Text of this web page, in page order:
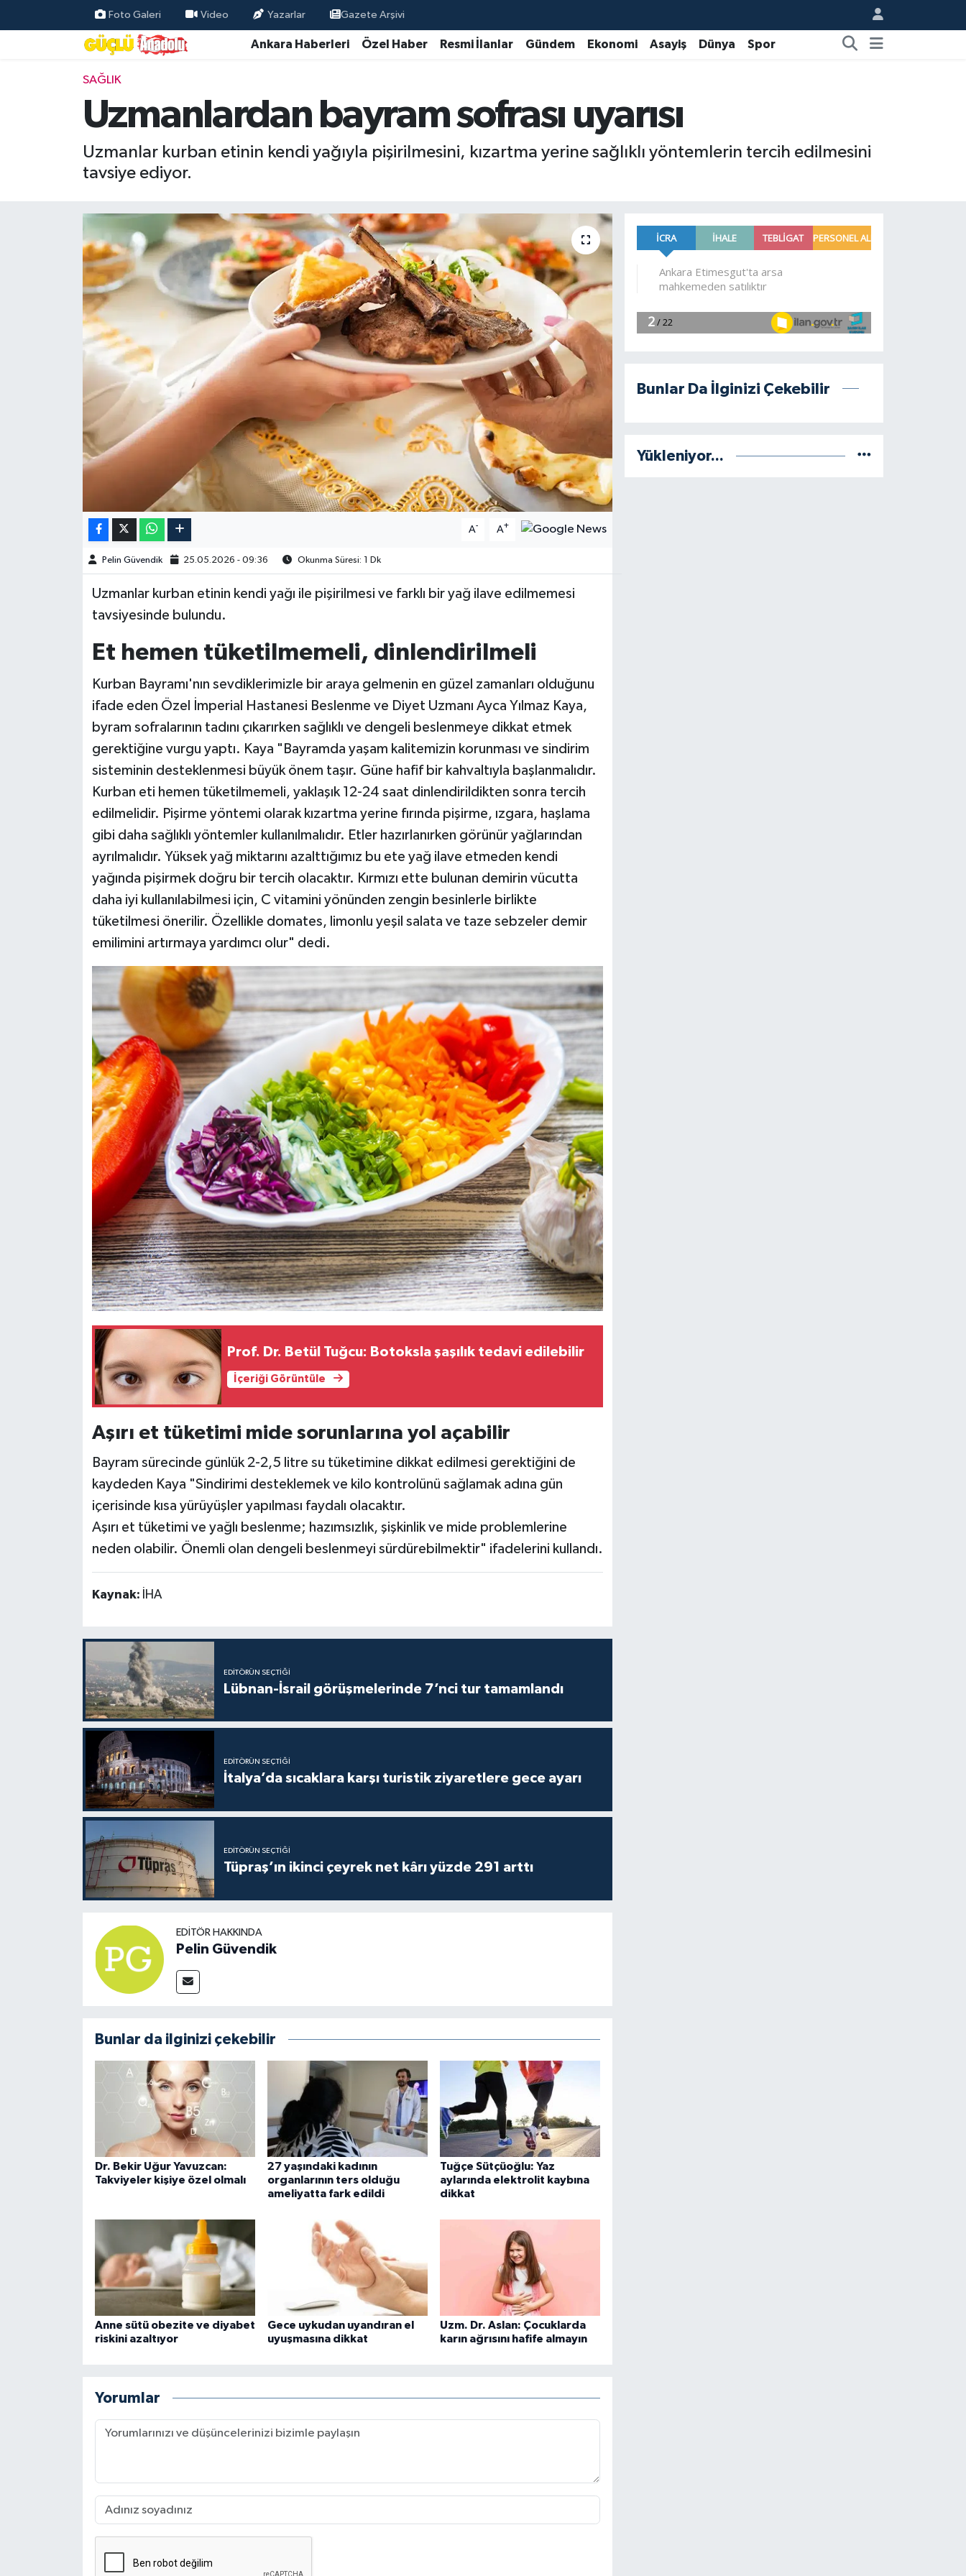
Foto Galeri Video Yazarlar Gazete Arşivi
Ankara Haberleri Özel Haber Resmi İlanlar Gündem Ekonomi Asayiş Dünya Spor
SAĞLIK
Uzmanlardan bayram sofrası uyarısı
Uzmanlar kurban etinin kendi yağıyla pişirilmesini, kızartma yerine sağlıklı yöntemlerin tercih edilmesini
tavsiye ediyor.
A- A+
Pelin Güvendik 25.05.2026 - 09:36 Okunma Süresi: 1 Dk
Uzmanlar kurban etinin kendi yağı ile pişirilmesi ve farklı bir yağ ilave edilmemesi
tavsiyesinde bulundu.
Et hemen tüketilmemeli, dinlendirilmeli
Kurban Bayramı'nın sevdiklerimizle bir araya gelmenin en güzel zamanları olduğunu
ifade eden Özel İmperial Hastanesi Beslenme ve Diyet Uzmanı Ayca Yılmaz Kaya,
byram sofralarının tadını çıkarırken sağlıklı ve dengeli beslenmeye dikkat etmek
gerektiğine vurgu yaptı. Kaya "Bayramda yaşam kalitemizin korunması ve sindirim
sisteminin desteklenmesi büyük önem taşır. Güne hafif bir kahvaltıyla başlanmalıdır.
Kurban eti hemen tüketilmemeli, yaklaşık 12-24 saat dinlendirildikten sonra tercih
edilmelidir. Pişirme yöntemi olarak kızartma yerine fırında pişirme, ızgara, haşlama
gibi daha sağlıklı yöntemler kullanılmalıdır. Etler hazırlanırken görünür yağlarından
ayrılmalıdır. Yüksek yağ miktarını azalttığımız bu ete yağ ilave etmeden kendi
yağında pişirmek doğru bir tercih olacaktır. Kırmızı ette bulunan demirin vücutta
daha iyi kullanılabilmesi için, C vitamini yönünden zengin besinlerle birlikte
tüketilmesi önerilir. Özellikle domates, limonlu yeşil salata ve taze sebzeler demir
emilimini artırmaya yardımcı olur" dedi.
Prof. Dr. Betül Tuğcu: Botoksla şaşılık tedavi edilebilir
İçeriği Görüntüle
Aşırı et tüketimi mide sorunlarına yol açabilir
Bayram sürecinde günlük 2-2,5 litre su tüketimine dikkat edilmesi gerektiğini de
kaydeden Kaya "Sindirimi desteklemek ve kilo kontrolünü sağlamak adına gün
içerisinde kısa yürüyüşler yapılması faydalı olacaktır.
Aşırı et tüketimi ve yağlı beslenme; hazımsızlık, şişkinlik ve mide problemlerine
neden olabilir. Önemli olan dengeli beslenmeyi sürdürebilmektir" ifadelerini kullandı.
Kaynak: İHA
EDITÖRÜN SEÇTIĞI
Lübnan-İsrail görüşmelerinde 7’nci tur tamamlandı
EDITÖRÜN SEÇTIĞI
İtalya’da sıcaklara karşı turistik ziyaretlere gece ayarı
EDITÖRÜN SEÇTIĞI
Tüpraş’ın ikinci çeyrek net kârı yüzde 291 arttı
EDITÖR HAKKINDA
Pelin Güvendik
Bunlar da ilginizi çekebilir
Dr. Bekir Uğur Yavuzcan:
Takviyeler kişiye özel olmalı
27 yaşındaki kadının
organlarının ters olduğu
ameliyatta fark edildi
Tuğçe Sütçüoğlu: Yaz
aylarında elektrolit kaybına
dikkat
Anne sütü obezite ve diyabet
riskini azaltıyor
Gece uykudan uyandıran el
uyuşmasına dikkat
Uzm. Dr. Aslan: Çocuklarda
karın ağrısını hafife almayın
Yorumlar
Bunlar Da İlginizi Çekebilir
Yükleniyor...
Özel Haber
Resmi İlanlar
Ekonomi
Magazin
Burç Yorumları
Kim kimdir?
Teknoloji
Televizyon
Yaşam-Çevre